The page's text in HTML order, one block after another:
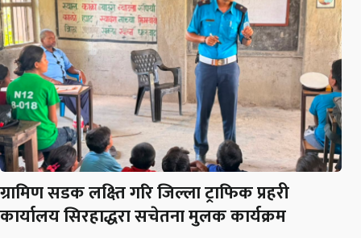
ग्रामिण सडक लक्ष्ति गरि जिल्ला ट्राफिक प्रहरी
कार्यालय सिरहाद्धरा सचेतना मुलक कार्यक्रम